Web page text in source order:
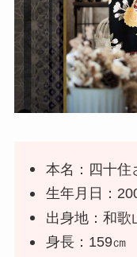
本名：四十住
生年月日：
出身地：和歌
身長：159㎝